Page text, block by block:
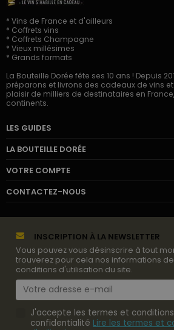
* Vins de France et d'ailleurs
* Coffrets vins
* Coffrets Champagne
* Vieux millésimes
* Grands formats
La Bouteille Dorée fête ses 10 ans ! Depuis
préparons et livrons des cadeaux de vins
plaisir de milliers de destinataires en
continents.
LES GUIDES
LA BOUTEILLE DORÉE
VOTRE COMPTE
CONTACTEZ-NOUS
INSCRIPTION À LA NEWSLETTER
Vous pouvez vous désinscrire à tout
trouverez pour cela nos informations
conditions d'utilisation du site.
J'accepte les termes et
confidentialité Lire les termes et